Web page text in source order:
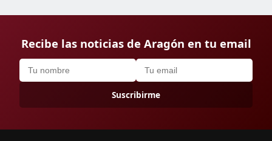
Recibe las noticias de Aragón en tu email
Suscribirme